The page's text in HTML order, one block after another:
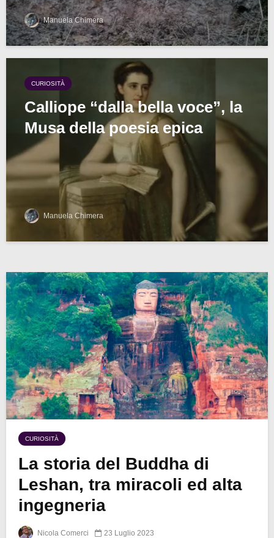
Manuela Chimera
CURIOSITÀ
Calliope “dalla bella voce”, la
Musa della poesia epica
Manuela Chimera
CURIOSITÀ
La storia del Buddha di
Leshan, tra miracoli ed alta
ingegneria
Nicola Comerci 23 Luglio 2023